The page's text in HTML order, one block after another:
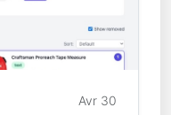
Avr 30